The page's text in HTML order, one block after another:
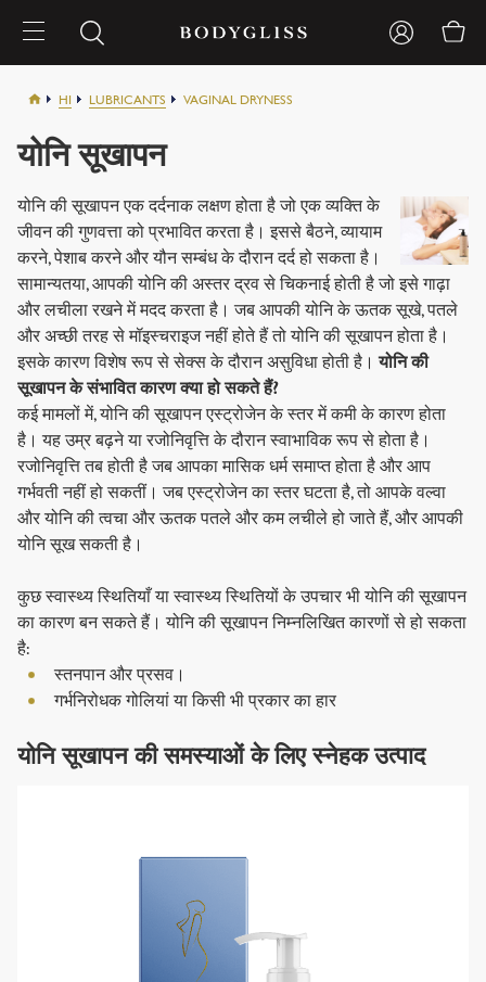
HI LUBRICANTS VAGINAL DRYNESS
योनि सूखापन
योनि की सूखापन एक दर्दनाक लक्षण होता है जो एक व्यक्ति के
जीवन की गुणवत्ता को प्रभावित करता है। इससे बैठने, व्यायाम
करने, पेशाब करने और यौन सम्बंध के दौरान दर्द हो सकता है।
सामान्यतया, आपकी योनि की अस्तर द्रव से चिकनाई होती है जो इसे गाढ़ा
और लचीला रखने में मदद करता है। जब आपकी योनि के ऊतक सूखे, पतले
और अच्छी तरह से मॉइस्चराइज नहीं होते हैं तो योनि की सूखापन होता है।
इसके कारण विशेष रूप से सेक्स के दौरान असुविधा होती है। योनि की
सूखापन के संभावित कारण क्या हो सकते हैं?
कई मामलों में, योनि की सूखापन एस्ट्रोजेन के स्तर में कमी के कारण होता
है। यह उम्र बढ़ने या रजोनिवृत्ति के दौरान स्वाभाविक रूप से होता है।
रजोनिवृत्ति तब होती है जब आपका मासिक धर्म समाप्त होता है और आप
गर्भवती नहीं हो सकतीं। जब एस्ट्रोजेन का स्तर घटता है, तो आपके वल्वा
और योनि की त्वचा और ऊतक पतले और कम लचीले हो जाते हैं, और आपकी
योनि सूख सकती है।
कुछ स्वास्थ्य स्थितियाँ या स्वास्थ्य स्थितियों के उपचार भी योनि की सूखापन
का कारण बन सकते हैं। योनि की सूखापन निम्नलिखित कारणों से हो सकता
है:
स्तनपान और प्रसव।
गर्भनिरोधक गोलियां या किसी भी प्रकार का हार
योनि सूखापन की समस्याओं के लिए स्नेहक उत्पाद